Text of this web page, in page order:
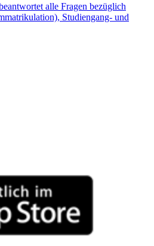
alle Fragen bezüglich
Studiengang- und